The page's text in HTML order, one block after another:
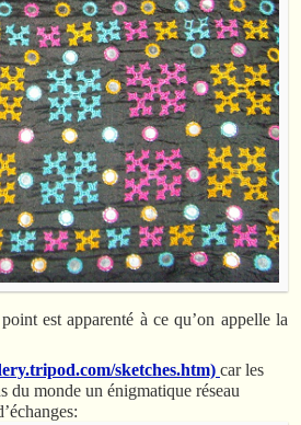
est apparenté à ce qu’on appelle la
sketches.htm) car les
du monde un énigmatique réseau